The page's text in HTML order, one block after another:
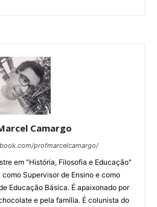
Camargo
profmarcelcamargo/
em "História, Filosofia e Educação"
Supervisor de Ensino e como
Educação Básica. É apaixonado por
e pela família. É colunista do